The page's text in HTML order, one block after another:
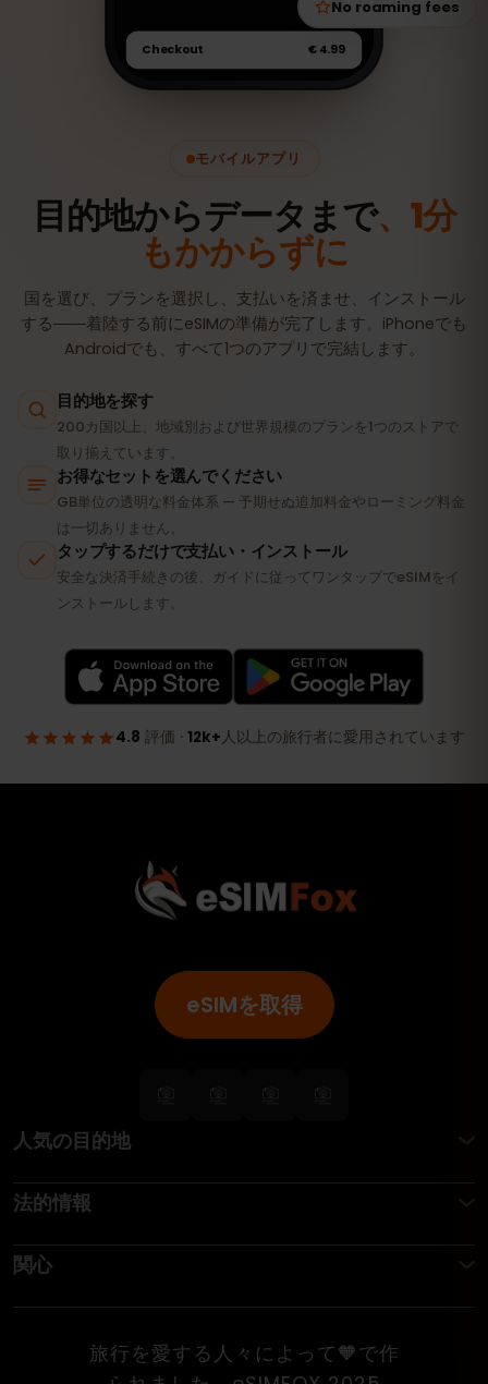
eSIMを取得
人気の目的地
法的情報
関心
旅行を愛する人々によって🧡で作